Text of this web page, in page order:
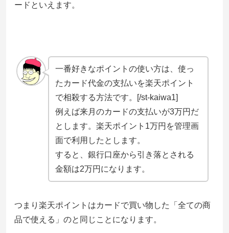
ードといえます。
一番好きなポイントの使い方は、使っ
たカード代金の支払いを楽天ポイント
で相殺する方法です。[/st-kaiwa1]
例えば来月のカードの支払いが3万円だ
とします。楽天ポイント1万円を管理画
面で利用したとします。
すると、銀行口座から引き落とされる
金額は2万円になります。
つまり楽天ポイントはカードで買い物した「全ての商
品で使える」のと同じことになります。